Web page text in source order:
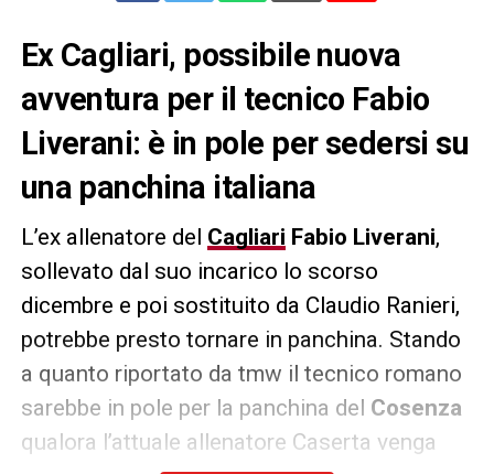
Ex Cagliari, possibile nuova
avventura per il tecnico Fabio
Liverani: è in pole per sedersi su
una panchina italiana
L’ex allenatore del Cagliari Fabio Liverani,
sollevato dal suo incarico lo scorso
dicembre e poi sostituito da Claudio Ranieri,
potrebbe presto tornare in panchina. Stando
a quanto riportato da tmw il tecnico romano
sarebbe in pole per la panchina del Cosenza
qualora l’attuale allenatore Caserta venga